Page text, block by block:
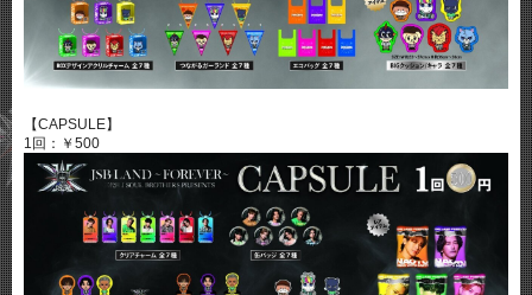
【CAPSULE】
1回：￥500